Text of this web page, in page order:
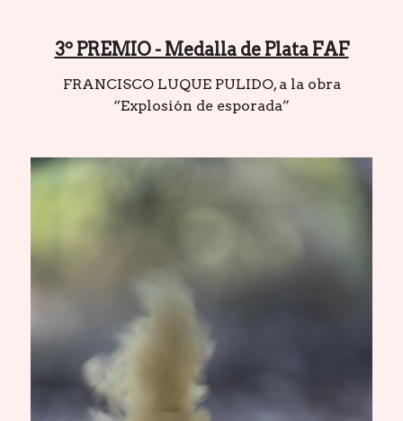
3º PREMIO - Medalla de Plata FAF
FRANCISCO LUQUE PULIDO, a la obra
“Explosión de esporada”